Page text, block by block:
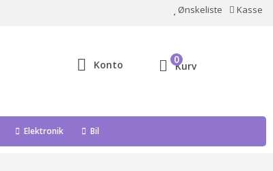
Ønskeliste Kasse
Konto Kurv
0
Elektronik Bil